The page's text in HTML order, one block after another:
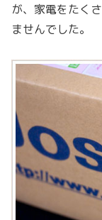
が、家電をたく
ませんでした。